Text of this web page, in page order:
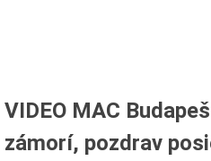
VIDEO MAC
zámorí, pozdrav